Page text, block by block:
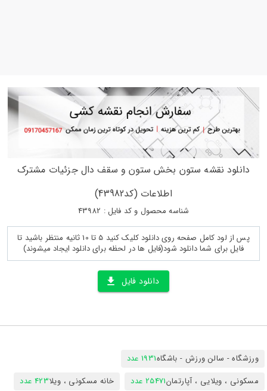
دانلود نقشه ستون بخش ستون و سقف دال جزئیات مشترک
اطلاعات (کد43982)
شناسه محصول و کد فایل : 43982
پس از لود کامل صفحه روی دانلود کلیک کنید 5 تا 10 ثانیه منتظر باشید تا
فایل برای شما دانلود شود(فایل ها در لحظه برای دانلود ایجاد میشوند)
دانلود فایل
ورزشگاه - سالن ورزش - باشگاه1931 عدد
مسکونی ، ویلایی ، آپارتمان25471 عدد خانه مسکونی ، ویلا423 عدد